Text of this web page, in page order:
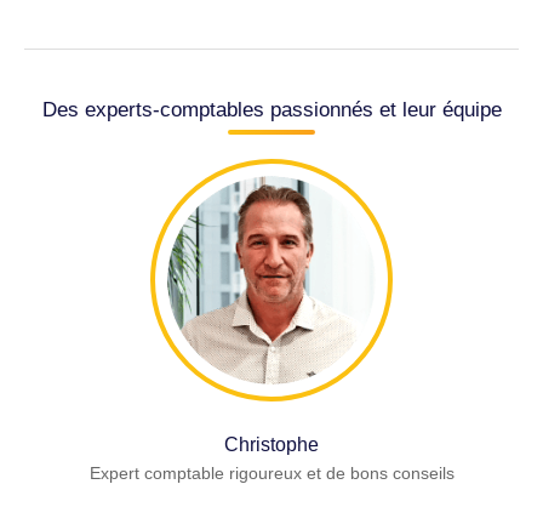
Des experts-comptables passionnés et leur équipe
Christophe
Expert comptable rigoureux et de bons conseils